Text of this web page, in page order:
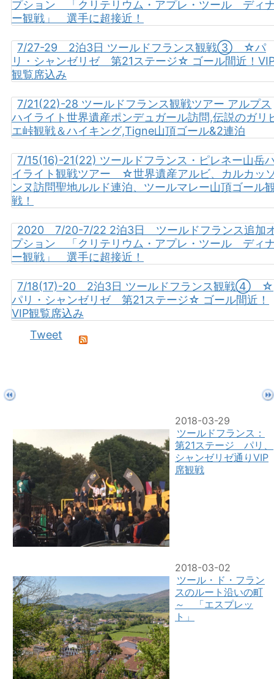
プション 「クリテリウム・アプレ・ツール ディ
ー観戦」 選手に超接近！
7/27-29 2泊3日 ツールドフランス観戦③ ☆パ
リ・シャンゼリゼ 第21ステージ☆ ゴール間近！
観覧席込み
7/21(22)-28 ツールドフランス観戦ツアー アルプス
ハイライト世界遺産ポンデュガール訪問,伝説のガリ
エ峠観戦＆ハイキング,Tigne山頂ゴール&2連泊
7/15(16)-21(22) ツールドフランス・ピレネー山岳
イライト観戦ツアー ☆世界遺産アルビ、カルカッ
ンヌ訪問聖地ルルド連泊、ツールマレー山頂ゴール
戦！
2020 7/20-7/22 2泊3日 ツールドフランス追加
プション 「クリテリウム・アプレ・ツール ディ
ー観戦」 選手に超接近！
7/18(17)-20 2泊3日 ツールドフランス観戦④ ☆
パリ・シャンゼリゼ 第21ステージ☆ ゴール間近！
VIP観覧席込み
Tweet
2018-03-29
ツールドフランス：
第21ステージ パリ、
シャンゼリゼ通りVIP
席観戦
2018-03-02
ツール・ド・フラン
スのルート沿いの町
～ 「エスプレッ
ト」